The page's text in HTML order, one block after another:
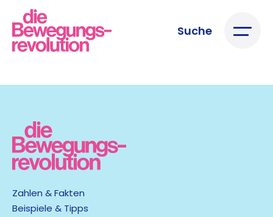
Suche
Zahlen & Fakten
Beispiele & Tipps